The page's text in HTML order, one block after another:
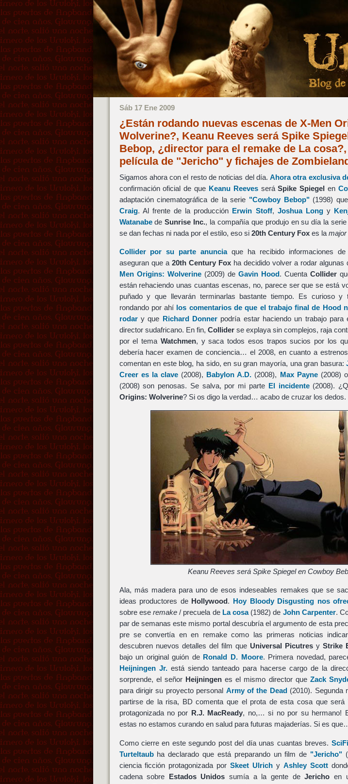
Sáb 17 Ene 2009
¿Están rodando nuevas escenas de X-Men
Wolverine?, Keanu Reeves será Spike
Bebop, ¿director para el remake de La
película de "Jericho" y fichajes de
Sigamos ahora con el resto de noticias del día.Ahora otra exclusiva
confirmación oficial de que Keanu ReevesseráSpike Spiegel en
adaptación cinematográfica de la serie "Cowboy Bebop" (1998)
Craig. Al frente de la producción Erwin Stoff, Joshua Longy
WatanabedeSunrise Inc., la compañía que produjo en su día la
se dan fechas ni nada por el estilo, eso si 20th Century Foxes la major
Collider por su parte anunciaque ha recibido informaciones
aseguran que a 20th Century Foxha decidido volver a rodar algunas
Men Origins: Wolverine(2009) de Gavin Hood. CuentaCollider
están rehaciendo unas cuantas escenas, no, parece ser que se está
puñado y que llevarán terminarlas bastante tiempo. Es curioso
rondando por ahí los comentarios de que el trabajo final de Hood
rodary que Richard Donnerpodría estar haciendo un trabajo para
director sudafricano. En fin, Colliderse explaya sin complejos, raja
por el tema Watchmen, y saca todos esos trapos sucios por los
debería hacer examen de conciencia… el 2008, en cuanto a
comentan en este blog, ha sido, en su gran mayoría, una gran basura:
Creer es la clave(2008), Babylon A.D. (2008), Max Payne(2008) o
(2008) son penosas. Se salva, por mi parte El incidente(2008).
Origins: Wolverine? Si os digo la verdad… acabo de cruzar los dedos.
Keanu Reeves será Spike Spiegel en Cowboy
Ala, más madera para uno de esos indeseables remakes que se
ideas productores de Hollywood. Hoy Bloody Disgusting nos
sobre ese remake/ precuela de La cosa(1982) de John Carpenter.
par de semanas este mismo portal descubría el argumento de esta
pre se convertía en en remake como las primeras noticias
descubren nuevos detalles del film que Universal Picutresy Strike
bajo un original guión de Ronald D. Moore. Primera novedad,
Heijningen Jr.está siendo tanteado para hacerse cargo de la
sorprende, el señor Heijningenes el mismo director que Zack
para dirigir su proyecto personal Army of the Dead(2010). Segunda
partirse de la risa, BD comenta que el prota de esta cosa que será
protagonizada no por R.J. MacReady, no,… si no por su hermano!
estas no estamos curando en salud para futuras majaderías. Si es
Como cierre en este segundo post del día unas cuantas breves.
Turteltaubha declarado que está preparando un film de "Jericho"
ciencia ficción protagonizada porSkeet Ulrich yAshley Scott
cadena sobre Estados Unidos sumía a la gente deJericho en